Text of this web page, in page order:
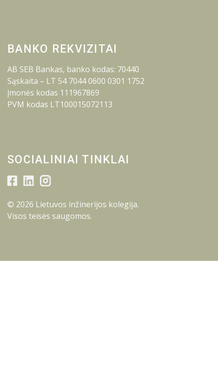
BANKO REKVIZITAI
AB SEB Bankas, banko kodas: 70440
Sąskaita – LT 54 7044 0600 0301 1752
Įmonės kodas 111967869
PVM kodas LT100015072113
SOCIALINIAI TINKLAI
© 2026 Lietuvos inžinerijos kolegija.
Visos teisės saugomos.